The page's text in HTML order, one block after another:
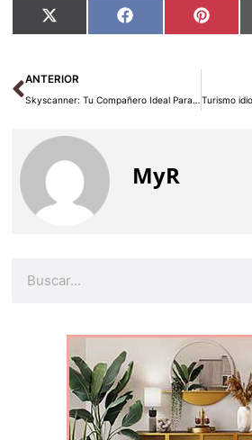
Compartir
en
X
(Twitter)
Compartir
en
Facebook
en
Ant
ANTERIOR
Skyscanner: Tu Compañero Ideal Para Planificar Viajes y Encontrar Rutas Óptimas
MyR